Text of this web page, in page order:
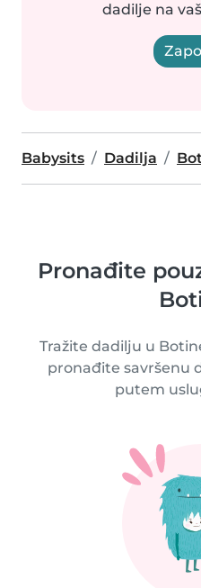
dadilje na
Babysits Dadilja
Pronađite
Tražite dadilju u
pronađite savršenu
putem